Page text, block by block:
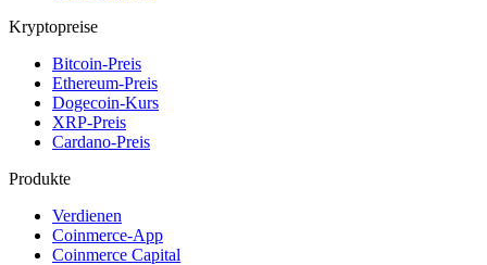
Kryptopreise
Bitcoin-Preis
Ethereum-Preis
Dogecoin-Kurs
XRP-Preis
Cardano-Preis
Produkte
Verdienen
Coinmerce-App
Coinmerce Capital